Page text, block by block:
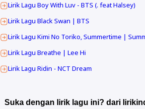
Lirik Lagu Boy With Luv - BTS (. feat Halsey)
Lirik Lagu Black Swan | BTS
Lirik Lagu Kimi No Toriko, Summertime |
Lirik Lagu Breathe | Lee Hi
Lirik Lagu Ridin - NCT Dream
Suka dengan lirik lagu ini? dari